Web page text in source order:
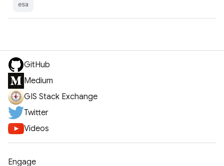
esa
GitHub
Medium
GIS Stack Exchange
Twitter
Videos
Engage